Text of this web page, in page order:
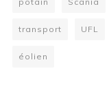
transport UFL
éolien